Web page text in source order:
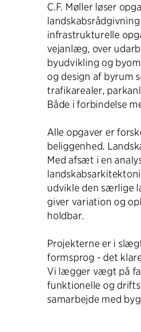
C.F. Møller løser
infrastrukturelle
vejanlæg, over
byudvikling og
og design af byrum
trafikarealer,
Både i forbindelse
Alle opgaver er
beliggenhed.
Med afsæt i en
udvikle den særlige
giver variation og
holdbar.
Projekterne er i
formsprog - det
Vi lægger vægt på
funktionelle og
samarbejde med